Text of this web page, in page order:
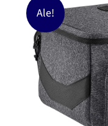
Ale!